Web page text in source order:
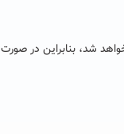
شد، بنابراین در